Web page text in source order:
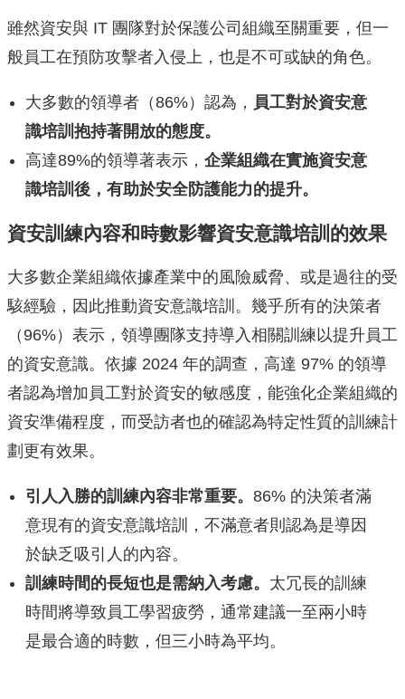
雖然資安與 IT 團隊對於保護公司組織至關重要，但一
般員工在預防攻擊者入侵上，也是不可或缺的角色。
大多數的領導者（86%）認為， 員工對於資安意
識培訓抱持著開放的態度。
高達89%的領導著表示， 企業組織在實施資安意
識培訓後，有助於安全防護能力的提升。
資安訓練內容和時數影響資安意識培訓的效果
大多數企業組織依據產業中的風險威脅、或是過往的受
駭經驗，因此推動資安意識培訓。幾乎所有的決策者
（96%）表示，領導團隊支持導入相關訓練以提升員工
的資安意識。依據 2024 年的調查，高達 97% 的領導
者認為增加員工對於資安的敏感度，能強化企業組織的
資安準備程度，而受訪者也的確認為特定性質的訓練計
劃更有效果。
引人入勝的訓練內容非常重要。 86% 的決策者滿
意現有的資安意識培訓，不滿意者則認為是導因
於缺乏吸引人的內容。
訓練時間的長短也是需納入考慮。 太冗長的訓練
時間將導致員工學習疲勞，通常建議一至兩小時
是最合適的時數，但三小時為平均。